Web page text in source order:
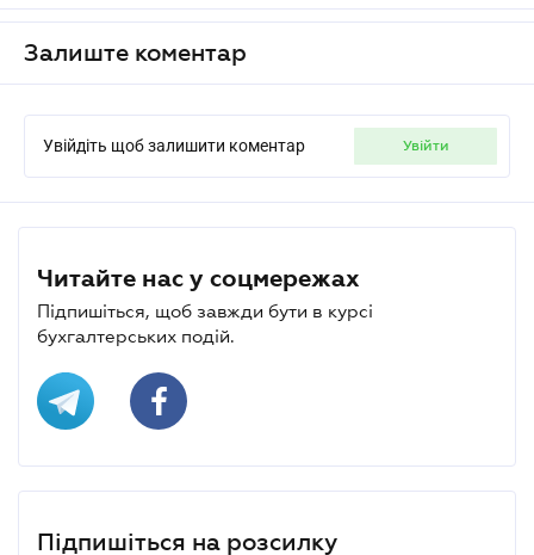
Залиште коментар
Увійдіть щоб залишити коментар увійти
Читайте нас у соцмережах
Підпишіться, щоб завжди бути в курсі
бухгалтерських подій.
Підпишіться на розсилку